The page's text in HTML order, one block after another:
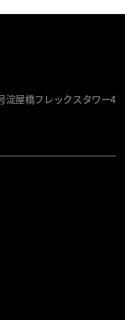
淀屋橋フレックスタワー4